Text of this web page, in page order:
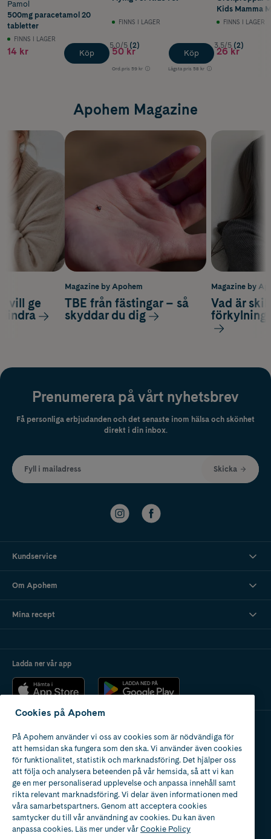
Pamol
500mg paracetamol 20
tabletter
FINNS I LAGER
14 kr Köp
FINNS I LAGER
5.0/5 (2)
50 kr
Ord.pris 59 kr Lägsta pris 58 kr
Köp
Kids Mamma
FINNS I LAGER
3.5/5 (2)
26 kr
Apohem Magazine
Magazine by
Vad är
förkylning
vill ge
lindra
Magazine by Apohem
TBE från fästingar – så
skyddar du dig
Prenumerera på vårt nyhetsbrev
Få personliga erbjudanden och det senaste inom hälsa och skönhet
direkt i din inbox.
Fyll i mailadress Skicka
Kundservice
Om Apohem
Mina recept
Ladda ner vår app
Apotek med tillstånd
av Läkemedelsverket
Cookies på Apohem
På Apohem använder vi oss av cookies som är nödvändiga för
att hemsidan ska fungera som den ska. Vi använder även cookies
för funktionalitet, statistik och marknadsföring. Det hjälper oss
att följa och analysera beteenden på vår hemsida, så att vi kan
ge en mer personaliserad upplevelse och anpassa innehåll samt
rikta relevant marknadsföring. Vi delar även informationen med
våra samarbetspartners. Genom att acceptera cookies
samtycker du till vår användning av cookies. Du kan även
anpassa cookies. Läs mer under vårCookie Policy